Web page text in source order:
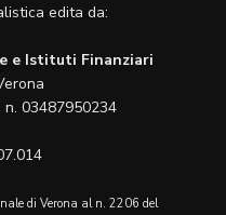
edita da:
e Istituti Finanziari
n. 03487950234
di Verona al n. 2206 del